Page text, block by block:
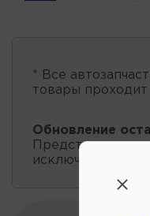
* Все
товары проходит
Обновление
Представленные
исключительно